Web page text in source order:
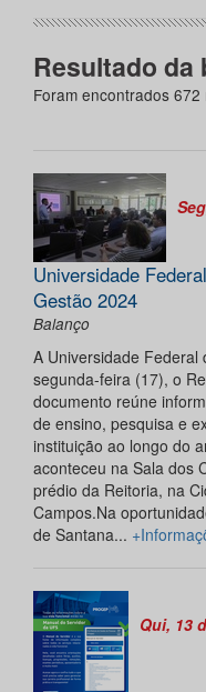
Resultado da
Foram encontrados
Universidade
Gestão 2024
Balanço
A Universidade Federal
segunda-feira (17), o
documento reúne
de ensino, pesquisa e
instituição ao longo do
aconteceu na Sala dos
prédio da Reitoria, na
Campos.Na
de Santana...
Qui, 13